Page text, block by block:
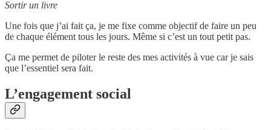
Sortir un livre
Une fois que j’ai fait ça, je me fixe comme objectif de faire un peu
de chaque élément tous les jours. Même si c’est un tout petit pas.
Ça me permet de piloter le reste des mes activités à vue car je sais
que l’essentiel sera fait.
L’engagement social